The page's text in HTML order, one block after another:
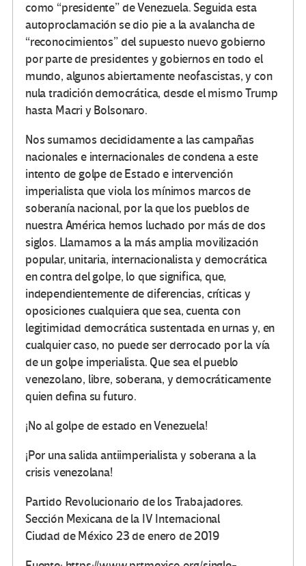
como “presidente” de Venezuela. Seguida esta
autoproclamación se dio pie a la avalancha de
“reconocimientos” del supuesto nuevo gobierno
por parte de presidentes y gobiernos en todo el
mundo, algunos abiertamente neofascistas, y con
nula tradición democrática, desde el mismo Trump
hasta Macri y Bolsonaro.
Nos sumamos decididamente a las campañas
nacionales e internacionales de condena a este
intento de golpe de Estado e intervención
imperialista que viola los mínimos marcos de
soberanía nacional, por la que los pueblos de
nuestra América hemos luchado por más de dos
siglos. Llamamos a la más amplia movilización
popular, unitaria, internacionalista y democrática
en contra del golpe, lo que significa, que,
independientemente de diferencias, críticas y
oposiciones cualquiera que sea, cuenta con
legitimidad democrática sustentada en urnas y, en
cualquier caso, no puede ser derrocado por la vía
de un golpe imperialista. Que sea el pueblo
venezolano, libre, soberana, y democráticamente
quien defina su futuro.
¡No al golpe de estado en Venezuela!
¡Por una salida antiimperialista y soberana a la
crisis venezolana!
Partido Revolucionario de los Trabajadores.
Sección Mexicana de la IV Internacional
Ciudad de México 23 de enero de 2019